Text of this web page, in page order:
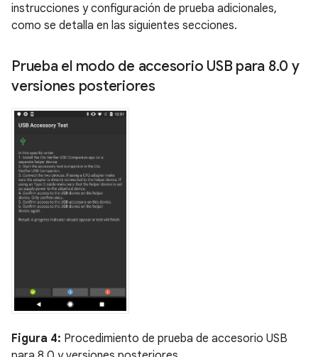
instrucciones y configuración de prueba adicionales,
como se detalla en las siguientes secciones.
Prueba el modo de accesorio USB para 8.0 y
versiones posteriores
Figura 4: Procedimiento de prueba de accesorio USB